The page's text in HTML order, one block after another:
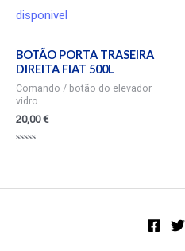
disponivel
BOTÃO PORTA TRASEIRA
DIREITA FIAT 500L
Comando / botão do elevador
vidro
20,00€
5